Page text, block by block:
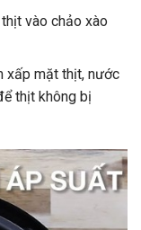
thịt vào chảo xào
xấp mặt thịt, nước
thịt không bị